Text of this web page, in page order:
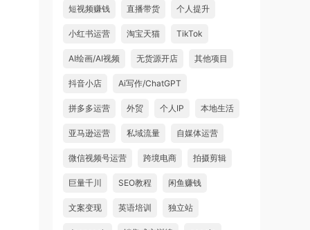
短视频赚钱 直播带货 个人提升
小红书运营 淘宝天猫 TikTok
AI绘画/AI视频 无货源开店 其他项目
抖音小店 Ai写作/ChatGPT
拼多多运营 外贸 个人IP 本地生活
亚马逊运营 私域流量 自媒体运营
微信视频号运营 跨境电商 拍摄剪辑
巨量千川 SEO教程 闲鱼赚钱
文案变现 英语培训 独立站